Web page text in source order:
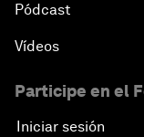
Pódcast
Vídeos
Participe en el
Iniciar sesión